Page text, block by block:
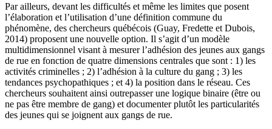
Par ailleurs, devant les difficultés et même les limites que posent
l’élaboration et l’utilisation d’une définition commune du
phénomène, des chercheurs québécois (Guay, Fredette et Dubois,
2014) proposent une nouvelle option. Il s’agit d’un modèle
multidimensionnel visant à mesurer l’adhésion des jeunes aux gangs
de rue en fonction de quatre dimensions centrales que sont : 1) les
activités criminelles ; 2) l’adhésion à la culture du gang ; 3) les
tendances psychopathiques ; et 4) la position dans le réseau. Ces
chercheurs souhaitent ainsi outrepasser une logique binaire (être ou
ne pas être membre de gang) et documenter plutôt les particularités
des jeunes qui se joignent aux gangs de rue.